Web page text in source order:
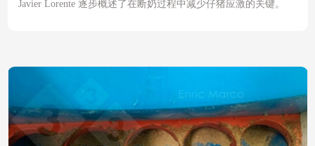
Javier Lorente 逐步概述了在断奶过程中减少仔猪应激的关键。